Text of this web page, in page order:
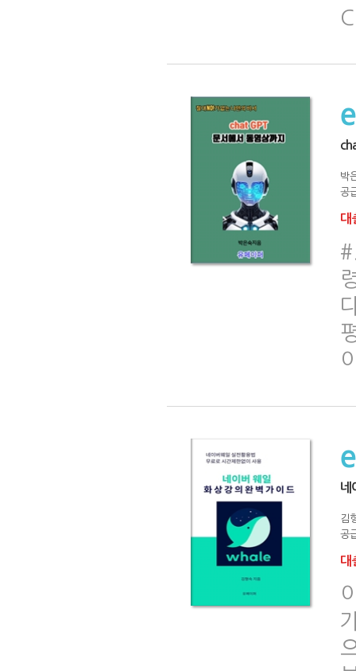
박
공
대
네
김
공
대